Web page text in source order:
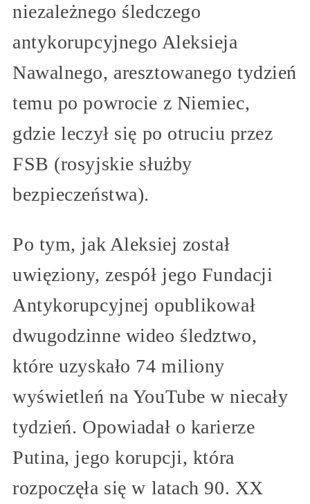
niezależnego śledczego
antykorupcyjnego Aleksieja
Nawalnego, aresztowanego tydzień
temu po powrocie z Niemiec,
gdzie leczył się po otruciu przez
FSB (rosyjskie służby
bezpieczeństwa).
Po tym, jak Aleksiej został
uwięziony, zespół jego Fundacji
Antykorupcyjnej opublikował
dwugodzinne wideo śledztwo,
które uzyskało 74 miliony
wyświetleń na YouTube w niecały
tydzień. Opowiadał o karierze
Putina, jego korupcji, która
rozpoczęła się w latach 90. XX